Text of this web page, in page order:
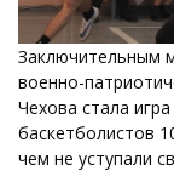
Заключительным
военно-
Чехова стала
баскетболистов
чем не уступали